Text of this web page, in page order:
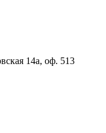
14а, оф. 513